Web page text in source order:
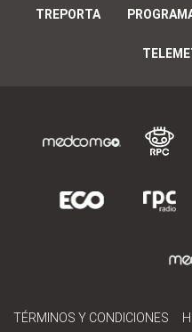
TREPORTA
TÉRMINOS Y CONDICIONES